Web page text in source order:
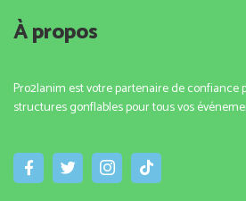
À propos
Pro2lanim est votre partenaire de confiance
structures gonflables pour tous vos